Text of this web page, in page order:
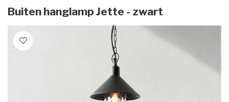
Buiten hanglamp Jette - zwart